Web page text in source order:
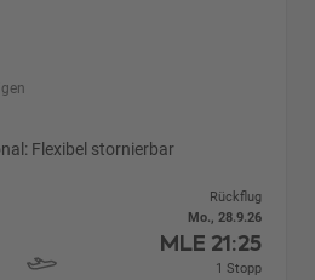
Flexibel stornierbar
Rückflug
Mo., 28.9.26
MLE 21:25
1 Stopp